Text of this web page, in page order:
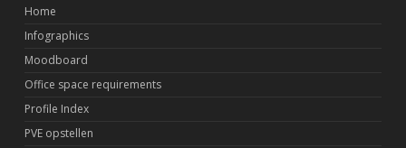
Home
Infographics
Moodboard
Office space requirements
Profile Index
PVE opstellen